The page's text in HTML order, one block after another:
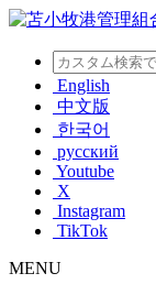
English
中文版
한국어
русский
Youtube
X
Instagram
TikTok
MENU